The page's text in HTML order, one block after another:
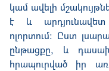
կամ ավելի
է և արդյունավետ
ոլորտում։ Ըստ
ընթացքը, և
հրապուրված իր